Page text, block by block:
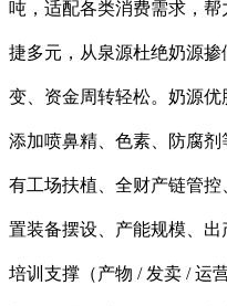
吨，适配各类消费需求，
捷多元，从泉源杜绝奶源
变、资金周转轻松。奶源
添加喷鼻精、色素、防腐
有工场扶植、全财产链管
置装备摆设、产能规模、
培训支撑（产物 / 发卖 / 运